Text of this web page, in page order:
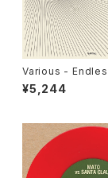
Various -
al Cosmic
¥5,244